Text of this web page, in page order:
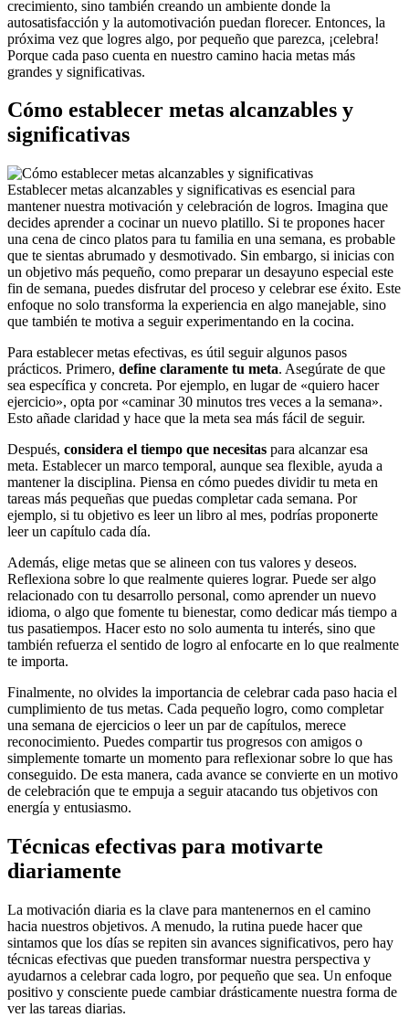
crecimiento, sino también creando un ambiente donde la
autosatisfacción y la automotivación puedan florecer. Entonces, la
próxima vez que logres algo, por pequeño que parezca, ¡celebra!
Porque cada paso cuenta en nuestro camino hacia metas más
grandes y significativas.
Cómo establecer metas alcanzables y
significativas
Establecer metas alcanzables y significativas es esencial para
mantener nuestra motivación y celebración de logros. Imagina que
decides aprender a cocinar un nuevo platillo. Si te propones hacer
una cena de cinco platos para tu familia en una semana, es probable
que te sientas abrumado y desmotivado. Sin embargo, si inicias con
un objetivo más pequeño, como preparar un desayuno especial este
fin de semana, puedes disfrutar del proceso y celebrar ese éxito. Este
enfoque no solo transforma la experiencia en algo manejable, sino
que también te motiva a seguir experimentando en la cocina.
Para establecer metas efectivas, es útil seguir algunos pasos
prácticos. Primero, define claramente tu meta. Asegúrate de que
sea específica y concreta. Por ejemplo, en lugar de «quiero hacer
ejercicio», opta por «caminar 30 minutos tres veces a la semana».
Esto añade claridad y hace que la meta sea más fácil de seguir.
Después, considera el tiempo que necesitas para alcanzar esa
meta. Establecer un marco temporal, aunque sea flexible, ayuda a
mantener la disciplina. Piensa en cómo puedes dividir tu meta en
tareas más pequeñas que puedas completar cada semana. Por
ejemplo, si tu objetivo es leer un libro al mes, podrías proponerte
leer un capítulo cada día.
Además, elige metas que se alineen con tus valores y deseos.
Reflexiona sobre lo que realmente quieres lograr. Puede ser algo
relacionado con tu desarrollo personal, como aprender un nuevo
idioma, o algo que fomente tu bienestar, como dedicar más tiempo a
tus pasatiempos. Hacer esto no solo aumenta tu interés, sino que
también refuerza el sentido de logro al enfocarte en lo que realmente
te importa.
Finalmente, no olvides la importancia de celebrar cada paso hacia el
cumplimiento de tus metas. Cada pequeño logro, como completar
una semana de ejercicios o leer un par de capítulos, merece
reconocimiento. Puedes compartir tus progresos con amigos o
simplemente tomarte un momento para reflexionar sobre lo que has
conseguido. De esta manera, cada avance se convierte en un motivo
de celebración que te empuja a seguir atacando tus objetivos con
energía y entusiasmo.
Técnicas efectivas para motivarte
diariamente
La motivación diaria es la clave para mantenernos en el camino
hacia nuestros objetivos. A menudo, la rutina puede hacer que
sintamos que los días se repiten sin avances significativos, pero hay
técnicas efectivas que pueden transformar nuestra perspectiva y
ayudarnos a celebrar cada logro, por pequeño que sea. Un enfoque
positivo y consciente puede cambiar drásticamente nuestra forma de
ver las tareas diarias.